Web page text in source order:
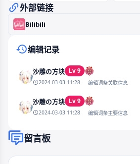
留言板
外部链接
Bilibili
编辑记录
沙雕の方块 Lv 9
2024-03-03 11:28 编辑词条关联信息
沙雕の方块 Lv 9
2024-03-03 11:28 编辑词条主要信息